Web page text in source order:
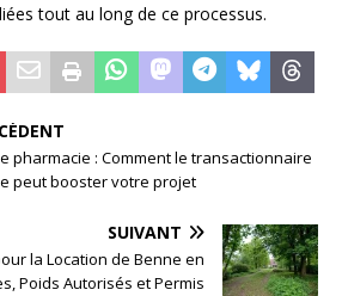
tout au long de ce processus.
pharmacie : Comment le transactionnaire
peut booster votre projet
SUIVANT
la Location de Benne en
Poids Autorisés et Permis